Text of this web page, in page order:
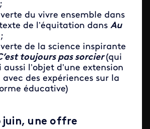
du vivre ensemble dans
de l’équitation dans Au
de la science inspirante
toujours pas sorcier (qui
l’objet d’une extension
avec des expériences sur la
éducative)
juin, une offre